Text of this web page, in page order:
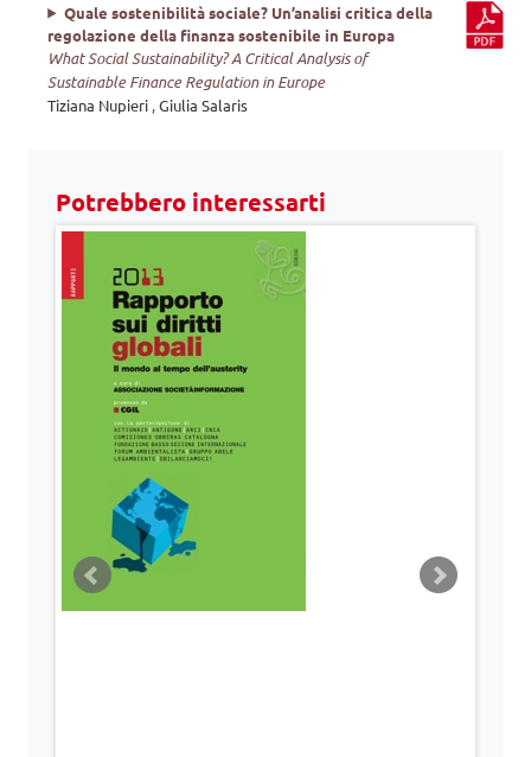
Quale sostenibilità sociale? Un’analisi critica della
regolazione della finanza sostenibile in Europa
What Social Sustainability? A Critical Analysis of
Sustainable Finance Regulation in Europe
Tiziana Nupieri ,Giulia Salaris
Potrebbero interessarti